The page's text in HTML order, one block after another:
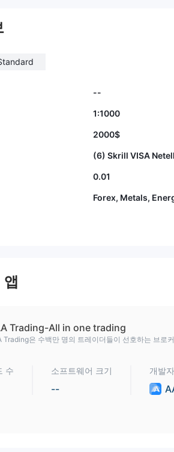
--
1:1000
2000$
(6) Skrill VISA
0.01
Forex, Metals,
앱
Trading-All in one trading
Trading은 수백만 명의 트레이더들이 선호하는 브로
수 소프트웨어 크기
--
개발자